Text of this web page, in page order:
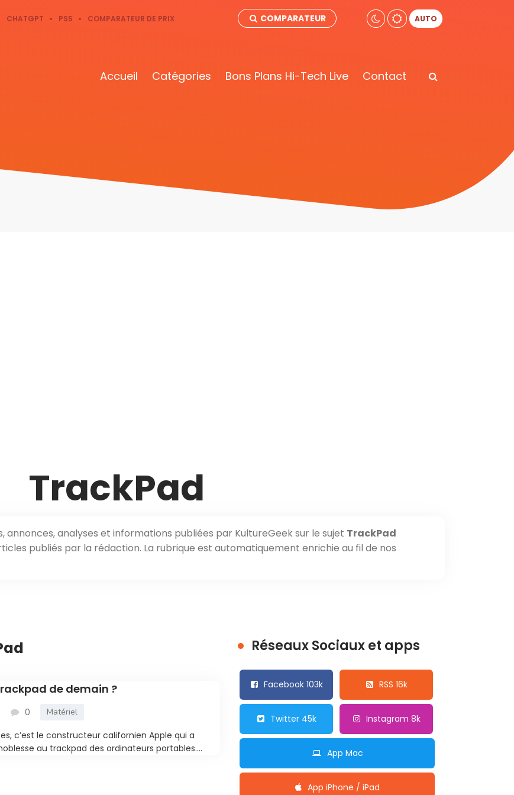
CHATGPT PS5 COMPARATEUR DE PRIX COMPARATEUR AUTO
Accueil Catégories Bons Plans Hi-Tech Live Contact
TrackPad
analyses et informations publiées par KultureGeek sur le sujet TrackPad
publiés par la rédaction. La rubrique est automatiquement enrichie au fil de nos
de demain ?
0 Matériel
c’est le constructeur californien Apple qui a
au trackpad des ordinateurs portables....
Réseaux Sociaux et apps
Facebook 103k RSS 16k
Twitter 45k Instagram 8k
App Mac
App iPhone / iPad